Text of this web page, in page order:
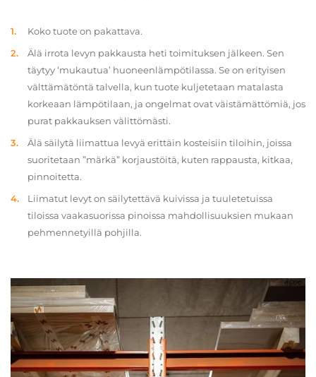
Koko tuote on pakattava.
Älä irrota levyn pakkausta heti toimituksen jälkeen. Sen
täytyy ‘mukautua’ huoneenlämpötilassa. Se on erityisen
välttämätöntä talvella, kun tuote kuljetetaan matalasta
korkeaan lämpötilaan, ja ongelmat ovat väistämättömiä, jos
purat pakkauksen välittömästi.
Älä säilytä liimattua levyä erittäin kosteisiin tiloihin, joissa
suoritetaan ”märkä” korjaustöitä, kuten rappausta, kitkaa,
pinnoitetta.
Liimatut levyt on säilytettävä kuivissa ja tuuletetuissa
tiloissa vaakasuorissa pinoissa mahdollisuuksien mukaan
pehmennetyillä pohjilla.